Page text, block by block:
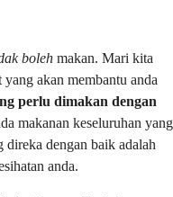
boleh makan. Mari kita
akan membantu anda
perlu dimakan dengan
makanan keseluruhan yang
direka dengan baik adalah
anda.